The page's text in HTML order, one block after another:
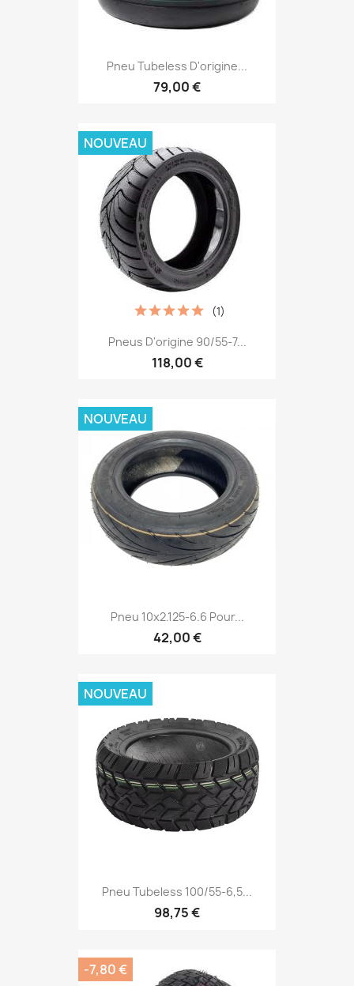
Pneu Tubeless D'origine...
79,00 €
Pneus D'origine 90/55-7...
118,00 €
(1)
NOUVEAU
Pneu 10x2.125-6.6 Pour...
42,00 €
NOUVEAU
Pneu Tubeless 100/55-6,5...
98,75 €
NOUVEAU
-7,80 €